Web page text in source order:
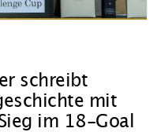
schreibt
mit
im 18-Goal